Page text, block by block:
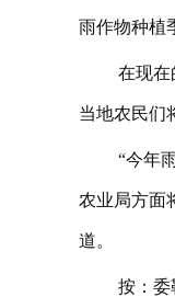
雨作物种植
在现在
当地农民们
“今年
农业局方面
道。
按：委